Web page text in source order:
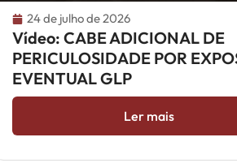
24 de julho de 2026
Vídeo: CABE ADICIONAL DE
PERICULOSIDADE POR
EVENTUAL GLP
Ler mais